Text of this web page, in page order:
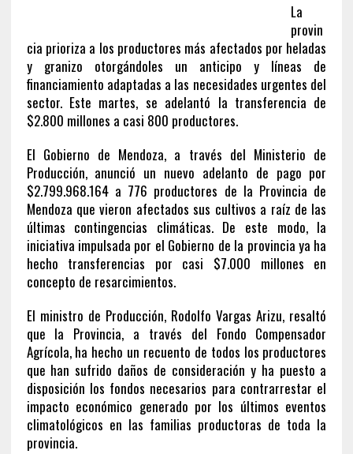
La
provin
cia prioriza a los productores más afectados por heladas
y granizo otorgándoles un anticipo y líneas de
financiamiento adaptadas a las necesidades urgentes del
sector. Este martes, se adelantó la transferencia de
$2.800 millones a casi 800 productores.
El Gobierno de Mendoza, a través del Ministerio de
Producción, anunció un nuevo adelanto de pago por
$2.799.968.164 a 776 productores de la Provincia de
Mendoza que vieron afectados sus cultivos a raíz de las
últimas contingencias climáticas. De este modo, la
iniciativa impulsada por el Gobierno de la provincia ya ha
hecho transferencias por casi $7.000 millones en
concepto de resarcimientos.
El ministro de Producción, Rodolfo Vargas Arizu, resaltó
que la Provincia, a través del Fondo Compensador
Agrícola, ha hecho un recuento de todos los productores
que han sufrido daños de consideración y ha puesto a
disposición los fondos necesarios para contrarrestar el
impacto económico generado por los últimos eventos
climatológicos en las familias productoras de toda la
provincia.